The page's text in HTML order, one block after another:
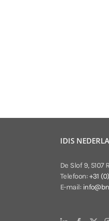
IDIS
De Slof 9, 5107
Telefoon:+31
E-mail: